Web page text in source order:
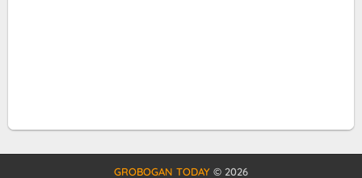
GROBOGAN TODAY © 2026